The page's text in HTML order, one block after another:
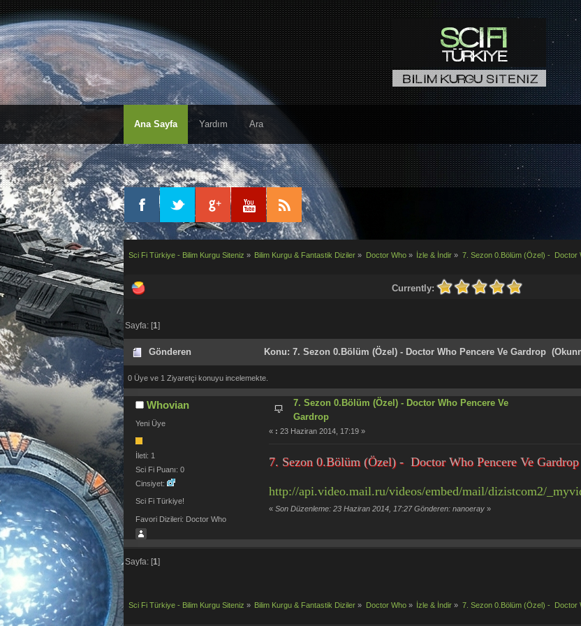
Ana Sayfa Yardım Ara
Sci Fi Türkiye - Bilim Kurgu Siteniz » Bilim Kurgu & Fantastik Diziler » Doctor Who» İzle & İndir » 7. Sezon 0.Bölüm (Özel) -  Doctor
Currently:
Sayfa: [1]
Gönderen Konu: 7. Sezon 0.Bölüm (Özel) - Doctor Who Pencere Ve Gardrop
0 Üye ve 1 Ziyaretçi konuyu incelemekte.
Whovian
Yeni Üye
İleti: 1
Sci Fi Puanı: 0
Cinsiyet:
Sci Fi Türkiye!
Favori Dizileri: Doctor Who
7. Sezon 0.Bölüm (Özel) - Doctor Who Pencere Ve
Gardrop
« : 23 Haziran 2014, 17:19 »
7. Sezon 0.Bölüm (Özel) - Doctor Who Pencere Ve Gardrop
http://api.video.mail.ru/videos/embed/mail/dizistcom2/
« Son Düzenleme: 23 Haziran 2014, 17:27 Gönderen: nanoeray »
Sayfa: [1]
Sci Fi Türkiye - Bilim Kurgu Siteniz » Bilim Kurgu & Fantastik Diziler » Doctor Who» İzle & İndir » 7. Sezon 0.Bölüm (Özel) -  Doctor